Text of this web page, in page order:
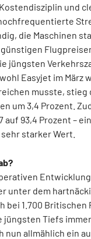
und
die Maschinen
jüngsten
Easyjet im März
musste, stieg
um 3,4 Prozent.
auf 93,4 Prozent –
starker Wert.
unter dem
bei 1.700 Britischen
jüngsten Tiefs
nun allmählich ein